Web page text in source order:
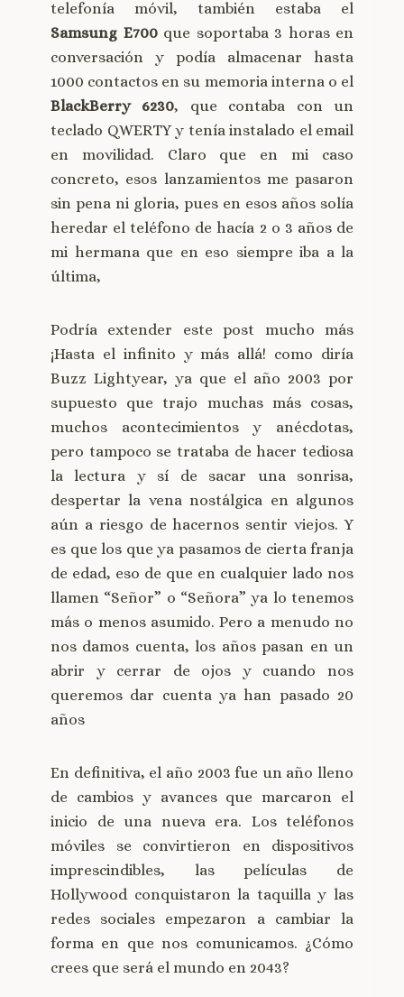
telefonía móvil, también estaba el
Samsung E700que soportaba 3 horas en
conversación y podía almacenar hasta
1000 contactos en su memoria interna o el
BlackBerry 6230, que contaba con un
teclado QWERTY y tenía instalado el email
en movilidad. Claro que en mi caso
concreto, esos lanzamientos me pasaron
sin pena ni gloria, pues en esos años solía
heredar el teléfono de hacía 2 o 3 años de
mi hermana que en eso siempre iba a la
última,
Podría extender este post mucho más
¡Hasta el infinito y más allá! como diría
Buzz Lightyear, ya que el año 2003 por
supuesto que trajo muchas más cosas,
muchos acontecimientos y anécdotas,
pero tampoco se trataba de hacer tediosa
la lectura y sí de sacar una sonrisa,
despertar la vena nostálgica en algunos
aún a riesgo de hacernos sentir viejos. Y
es que los que ya pasamos de cierta franja
de edad, eso de que en cualquier lado nos
llamen “Señor” o “Señora” ya lo tenemos
más o menos asumido. Pero a menudo no
nos damos cuenta, los años pasan en un
abrir y cerrar de ojos y cuando nos
queremos dar cuenta ya han pasado 20
años
En definitiva, el año 2003 fue un año lleno
de cambios y avances que marcaron el
inicio de una nueva era. Los teléfonos
móviles se convirtieron en dispositivos
imprescindibles, las películas de
Hollywood conquistaron la taquilla y las
redes sociales empezaron a cambiar la
forma en que nos comunicamos. ¿Cómo
crees que será el mundo en 2043?